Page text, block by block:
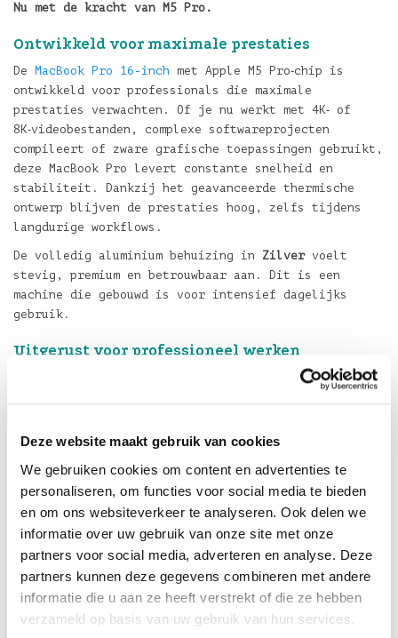
Deze website maakt gebruik van cookies
We gebruiken cookies om content en advertenties te
personaliseren, om functies voor social media te bieden
en om ons websiteverkeer te analyseren. Ook delen we
informatie over uw gebruik van onze site met onze
partners voor social media, adverteren en analyse. Deze
partners kunnen deze gegevens combineren met andere
informatie die u aan ze heeft verstrekt of die ze hebben
verzameld op basis van uw gebruik van hun services.
Nu met de kracht van M5 Pro.
Ontwikkeld voor maximale prestaties
De MacBook Pro 16-inch met Apple M5 Pro‑chip is
ontwikkeld voor professionals die maximale
prestaties verwachten. Of je nu werkt met 4K‑ of
8K‑videobestanden, complexe softwareprojecten
compileert of zware grafische toepassingen gebruikt,
deze MacBook Pro levert constante snelheid en
stabiliteit. Dankzij het geavanceerde thermische
ontwerp blijven de prestaties hoog, zelfs tijdens
langdurige workflows.
De volledig aluminium behuizing in Zilvervoelt
stevig, premium en betrouwbaar aan. Dit is een
machine die gebouwd is voor intensief dagelijks
gebruik.
Uitgerust voor professioneel werken
1TB
meer dan genoeg ruimte voor grote projecten,
Apple M5 Pro‑chip met 12‑core CPU en 18‑core GPU
softwareontwikkeling, 3D‑werk en andere veeleisende
taken.
Klaar voor de toekomst
Met deM5 Pro‑chip is MacBook Pro volledig klaar
voor Apple Intelligence en on‑device AI‑taken.